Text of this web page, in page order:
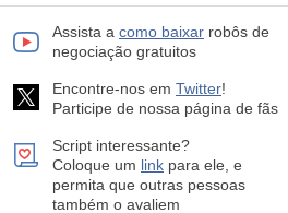
Assista a como baixar robôs de
negociação gratuitos
Encontre-nos em Twitter!
Participe de nossa página de fãs
Script interessante?
Coloque um link para ele, e
permita que outras pessoas
também o avaliem